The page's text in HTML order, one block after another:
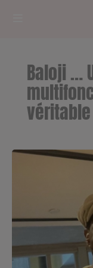
RADIOPLAYER
CK RADIO
PODCASTS
Cultur'Ciné -
Contact
Baloji …